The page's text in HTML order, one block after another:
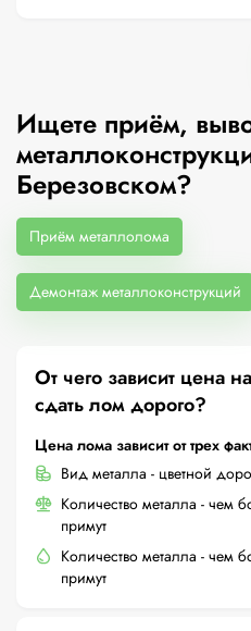
Ищете приём,
Березовском?
Приём металлолома
Демонтаж металлоконструкций
От чего зависит цена
сдать лом дорого?
Цена лома зависит от трех
Вид металла - цветной
Количество металла - чем
примут
Количество металла - чем
примут